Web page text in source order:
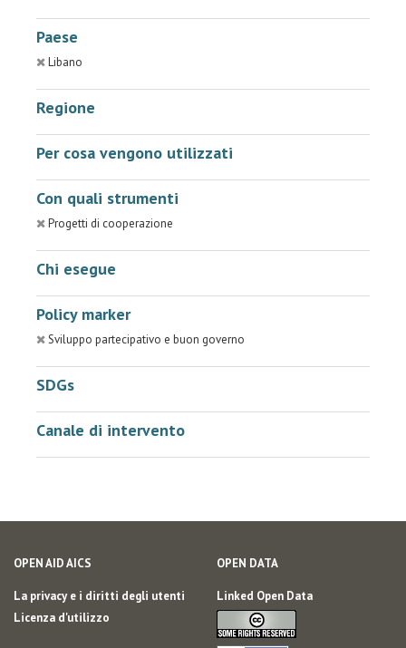
Paese
Libano
Regione
Per cosa vengono utilizzati
Con quali strumenti
Progetti di cooperazione
Chi esegue
Policy marker
Sviluppo partecipativo e buon governo
SDGs
Canale di intervento
OPEN AID AICS
La privacy e i diritti degli utenti
Licenza d'utilizzo
OPEN DATA
Linked Open Data